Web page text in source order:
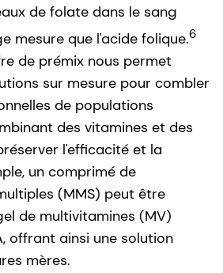
de folate dans le sang
mesure que l'acide folique.6
de prémix nous permet
sur mesure pour combler
de populations
des vitamines et des
l'efficacité et la
un comprimé de
(MMS) peut être
de multivitamines (MV)
offrant ainsi une solution
mères.